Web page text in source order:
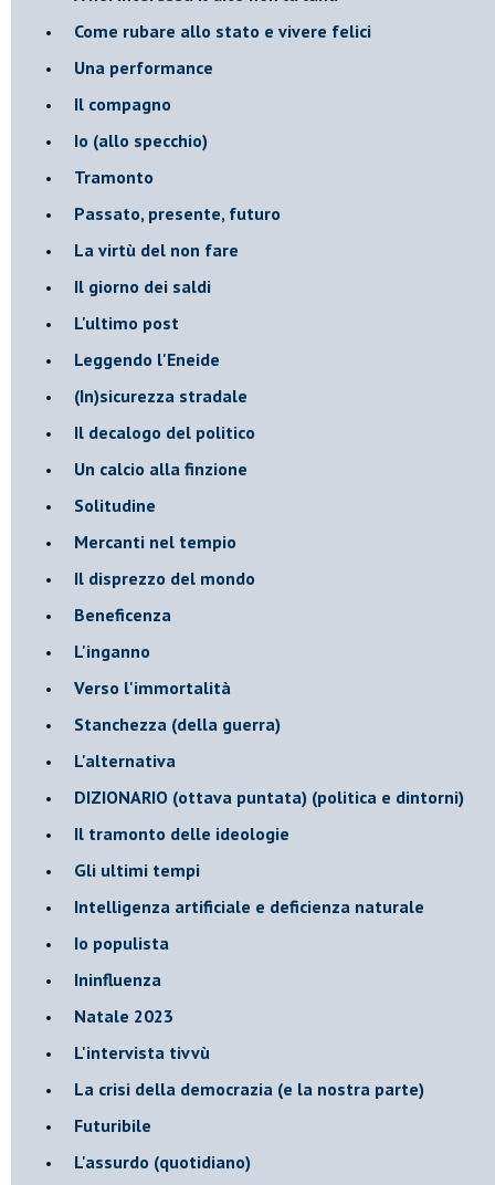
Come rubare allo stato e vivere felici
Una performance
Il compagno
​Io (allo specchio)
Tramonto
Passato, presente, futuro
La virtù del non fare
Il giorno dei saldi
L'ultimo post
Leggendo l'Eneide
​(In)sicurezza stradale
Il decalogo del politico
Un calcio alla finzione
Solitudine
Mercanti nel tempio
Il disprezzo del mondo
Beneficenza
L'inganno
Verso l'immortalità
Stanchezza (della guerra)
L'alternativa
​DIZIONARIO (ottava puntata) (politica e dintorni)
Il tramonto delle ideologie
Gli ultimi tempi
Intelligenza artificiale e deficienza naturale
Io populista
Ininfluenza
Natale 2023
L'intervista tivvù
La crisi della democrazia (e la nostra parte)
Futuribile
L'assurdo (quotidiano)